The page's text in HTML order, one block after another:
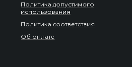
Политика допустимого
использования
Политика соответствия
Об оплате